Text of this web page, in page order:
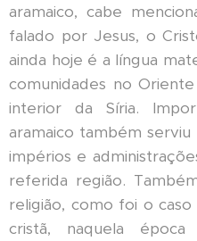
aramaico, cabe
falado por Jesus, o
ainda hoje é a língua
comunidades no
interior da Síria.
aramaico também
impérios e
referida região.
religião, como foi o
cristã, naquela época